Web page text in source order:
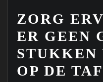
ZORG
ER GEEN
STUKKEN
OP DE